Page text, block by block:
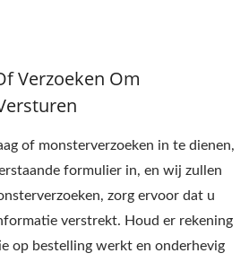
Verzoeken Om
of monsterverzoeken in te dienen,
formulier in, en wij zullen
zorg ervoor dat u
verstrekt. Houd er rekening
op bestelling werkt en onderhevig